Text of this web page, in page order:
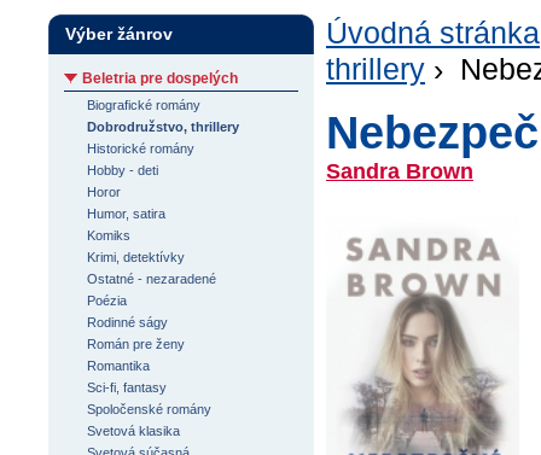
Úvodná stránka
thrillery ›
Sandra Brown
Výber žánrov
Beletria pre dospelých
Biografické romány
Dobrodružstvo, thrillery
Historické romány
Hobby - deti
Horor
Humor, satira
Komiks
Krimi, detektívky
Ostatné - nezaradené
Poézia
Rodinné ságy
Román pre ženy
Romantika
Sci-fi, fantasy
Spoločenské romány
Svetová klasika